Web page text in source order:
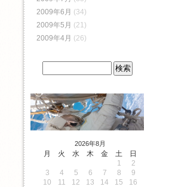
2009年6月 (34)
2009年5月 (21)
2009年4月 (26)
2026年8月
月 火 水 木 金 土
日
1
2
3
4 5 6 7 8
9
10
11 12 13 14 15
16